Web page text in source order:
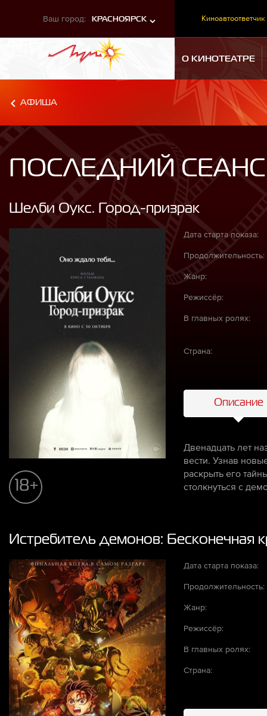
Ваш город: КРАСНОЯРСК Киноавтоответчик
О КИНОТЕАТРЕ
АФИША
ПОСЛЕДНИЙ СЕАНС
Шелби Оукс. Город-призрак
18+
Дата старта показа:
Продолжительность:
Жанр:
Режиссёр:
В главных ролях:
Страна:
Описание
Двенадцать лет
вести. Узнав
раскрыть его
столкнуться с
Истребитель демонов: Бесконечная
Дата старта показа:
Продолжительность:
Жанр:
Режиссёр:
В главных ролях:
Страна: